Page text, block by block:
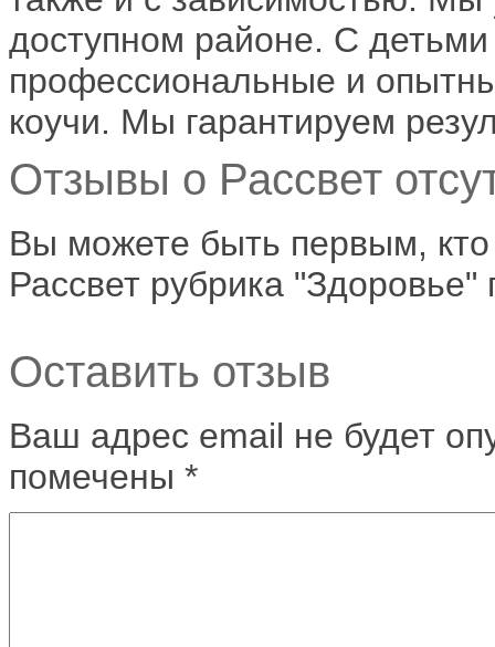
доступном районе. С
профессиональные и
коучи. Мы гарантируем
Отзывы о Рассвет
Вы можете быть первым,
Рассвет рубрика
Оставить отзыв
Ваш адрес email не будет
помечены *